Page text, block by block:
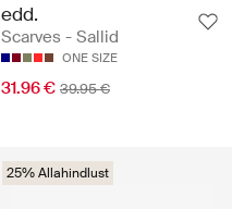
edd.
Scarves - Sallid
ONE SIZE
31.96 € 39.95 €
25% Allahindlust